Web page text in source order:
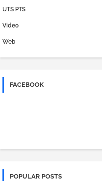
UTS PTS
Video
Web
FACEBOOK
POPULAR POSTS